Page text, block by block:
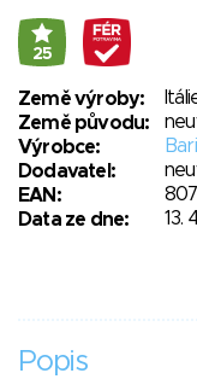
25
Země výroby:
Země původu:
Výrobce:
Dodavatel:
EAN:
Data ze dne:
13.
Popis